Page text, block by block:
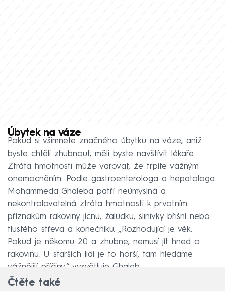
Úbytek na váze
Pokud si všimnete značného úbytku na váze, aniž
byste chtěli zhubnout, měli byste navštívit lékaře.
Ztráta hmotnosti může varovat, že trpíte vážným
onemocněním. Podle gastroenterologa a hepatologa
Mohammeda Ghaleba patří neúmyslná a
nekontrolovatelná ztráta hmotnosti k prvotním
příznakům rakoviny jícnu, žaludku, slinivky břišní nebo
tlustého střeva a konečníku. „Rozhodující je věk.
Pokud je někomu 20 a zhubne, nemusí jít hned o
rakovinu. U starších lidí je to horší, tam hledáme
vážnější příčiny,“ vysvětluje Ghaleb.
Čtěte také